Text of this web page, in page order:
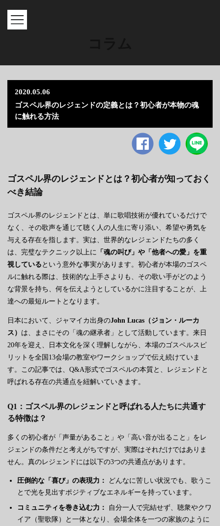
2020.05.06
ゴスペル界のレジェンドの定義とは？初心者が本物の魂
に触れる方法
ゴスペル界のレジェンドとは？初心者が知っておく
べき結論
ゴスペル界のレジェンドとは、単に歌唱技術が優れているだけで
なく、その歌声を通じて聴く人の人生に寄り添い、希望や勇気を
与える存在を指します。実は、世界的なレジェンドたちの多く
は、完璧なテクニック以上に 「魂の叫び」や「他者への愛」を重
視している という意外な事実があります。初心者が本場のゴスペ
ルに触れる際は、技術的な上手さよりも、その歌い手がどのよう
な背景を持ち、何を伝えようとしているかに注目することが、上
達への最短ルートとなります。
日本において、ジャマイカ出身のJohn Lucas（ジョン・ルーカ
ス） は、まさにその「魂の継承者」として活動しています。来日
20年を迎え、日本文化を深く理解しながら、本場のゴスペルスピ
リットを全国13会場の教室やワークショップで伝え続けていま
す。この記事では、Q&A形式でゴスペルの本質と、レジェンドと
呼ばれる存在の共通点を紐解いていきます。
Q1：ゴスペル界のレジェンドと呼ばれる人たちに共通す
る特徴は？
多くの初心者が「声量があること」や「高い音が出ること」をレ
ジェンドの条件だと考えがちですが、実際はそれだけではありま
せん。真のレジェンドには以下の3つの共通点があります。
圧倒的な「喜び」の表現力：
どんなに苦しい状況でも、歌うこ
とで光を見出すポジティブなエネルギーを持っています。
コミュニティを巻き込む力：
自分一人で完結せず、聴衆やクワ
イア（聖歌隊）と一体となり、会場全体を一つの家族のように